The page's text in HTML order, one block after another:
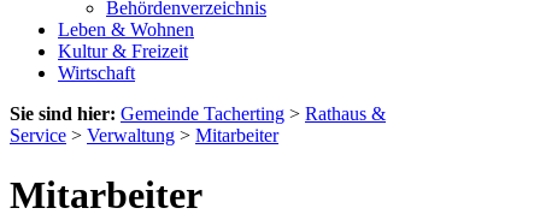
Behördenverzeichnis
Leben & Wohnen
Kultur & Freizeit
Wirtschaft
Sie sind hier: Gemeinde Tacherting > Rathaus &
Service > Verwaltung > Mitarbeiter
Mitarbeiter